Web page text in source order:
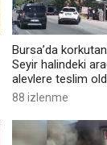
Bursa’da
Seyir halindeki
alevlere teslim
88 izlenme